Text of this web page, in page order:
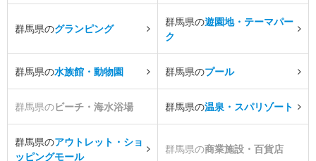
群馬県のグランピング
群馬県の遊園地・テーマパー
ク
群馬県の水族館・動物園 群馬県のプール
群馬県のビーチ・海水浴場 群馬県の温泉・スパリゾート
群馬県のアウトレット・ショ
ッピングモール
群馬県の商業施設・百貨店